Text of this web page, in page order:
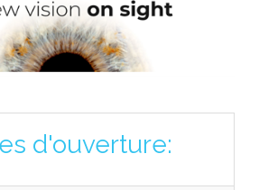
d'ouverture: